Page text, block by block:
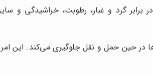
برابر گرد و غبار، رطوبت، خراشیدگی و
در حین حمل و نقل جلوگیری می‌کند.